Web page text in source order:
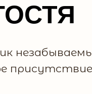
присутствие